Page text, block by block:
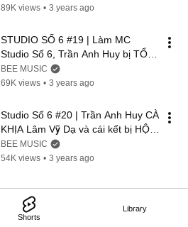
Shorts
Library
truyền hình
89K views • 3 years ago
STUDIO SỐ 6 #19 | Làm MC
Studio Số 6, Trần Anh Huy bị TỔN
THƯƠNG NẶNG vì Lâm Vỹ Dạ
NGÓ LƠ toàn tập
BEE MUSIC
69K views • 3 years ago
Studio Số 6 #20 | Trần Anh Huy CÀ
KHỊA Lâm Vỹ Dạ và cái kết bị HỘI
ĐỒNG không thương tiếc
BEE MUSIC
54K views • 3 years ago